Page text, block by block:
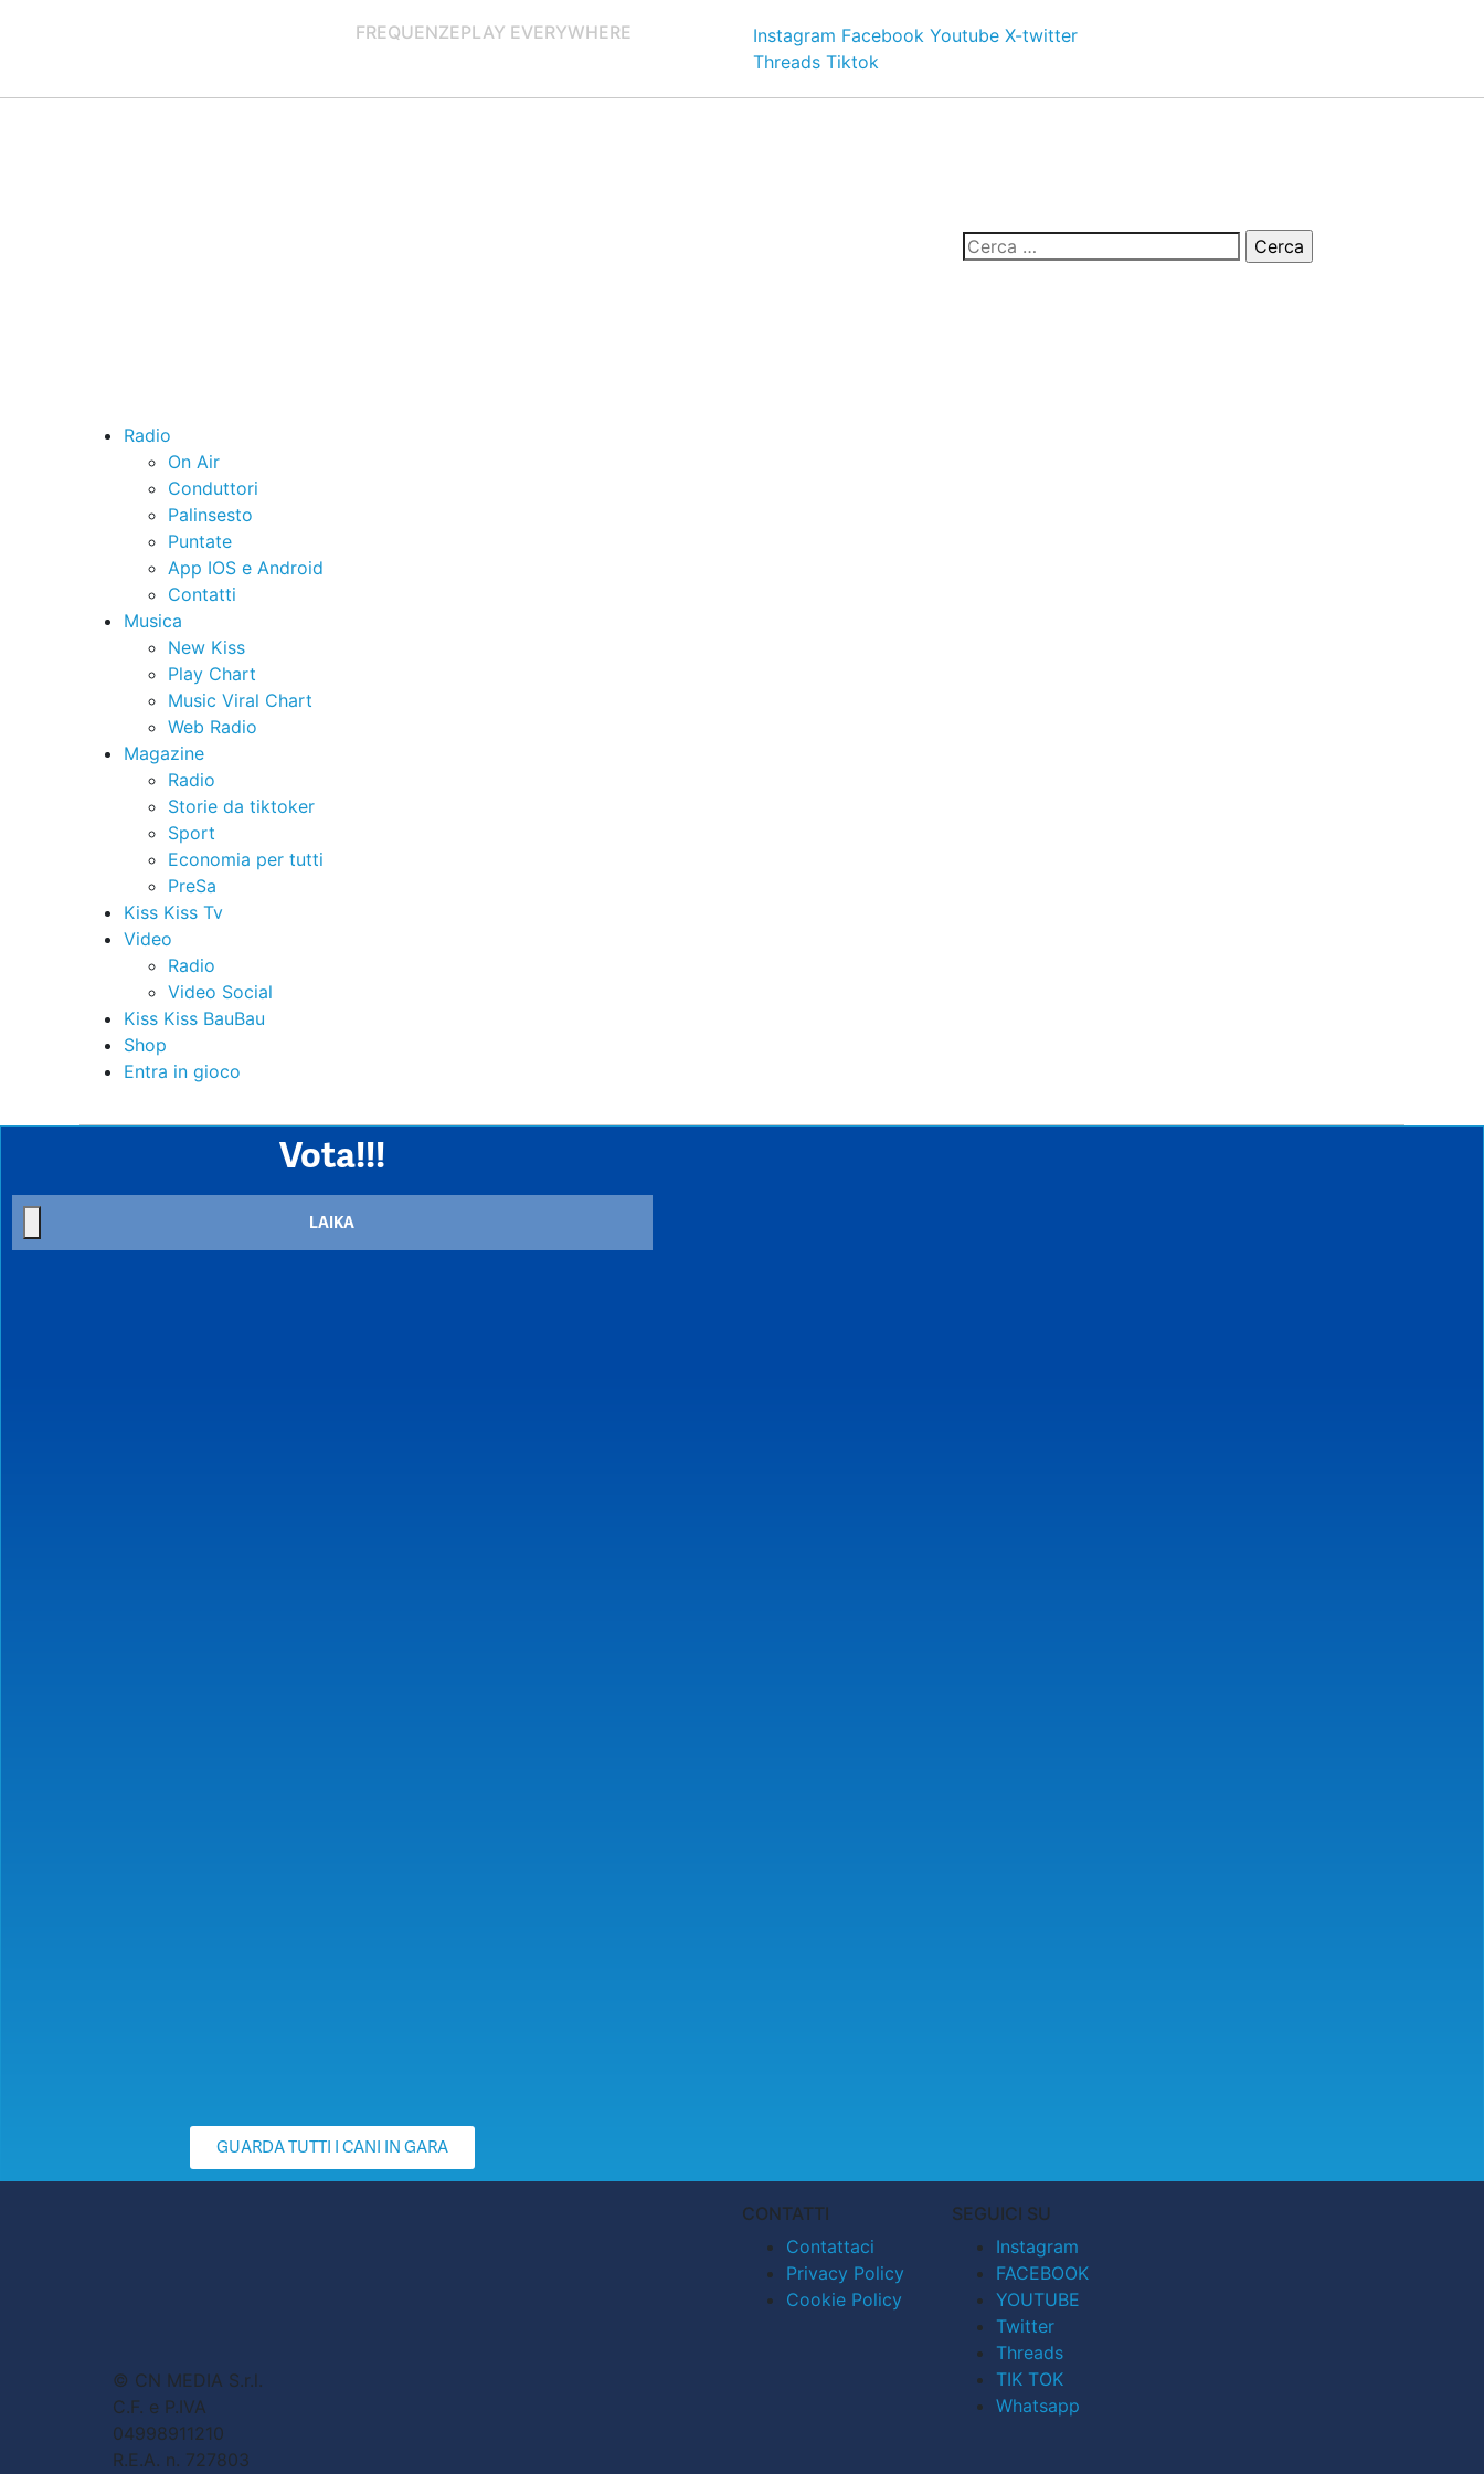
FREQUENZEPLAY EVERYWHERE Instagram Facebook Youtube X-twitter
Threads Tiktok
Radio
On Air
Conduttori
Palinsesto
Puntate
App IOS e Android
Contatti
Musica
New Kiss
Play Chart
Music Viral Chart
Web Radio
Magazine
Radio
Storie da tiktoker
Sport
Economia per tutti
PreSa
Kiss Kiss Tv
Video
Radio
Video Social
Kiss Kiss BauBau
Shop
Entra in gioco
Vota!!!
LAIKA
GUARDA TUTTI I CANI IN GARA
© CN MEDIA S.r.l.
C.F. e P.IVA
04998911210
R.E.A. n. 727803
CONTATTI
Contattaci
Privacy Policy
Cookie Policy
SEGUICI SU
Instagram
FACEBOOK
YOUTUBE
Twitter
Threads
TIK TOK
Whatsapp